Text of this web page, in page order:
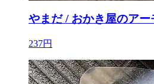
やまだ / おかき屋のアー
237円